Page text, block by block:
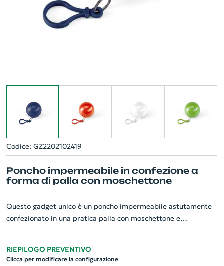
Codice: GZ2202102419
Poncho impermeabile in confezione a
forma di palla con moschettone
Questo gadget unico è un poncho impermeabile astutamente
confezionato in una pratica palla con moschettone e
gli improvvisi acquazzoni. La sua forma compatta si adatta
RIEPILOGO PREVENTIVO
Clicca per modificare la configurazione